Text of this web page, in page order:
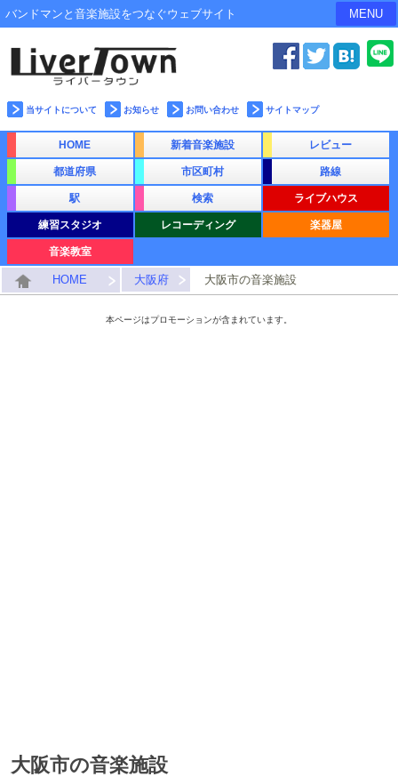
バンドマンと音楽施設をつなぐウェブサイト MENU
当サイトについて お知らせ お問い合わせ サイトマップ
HOME 新着音楽施設 レビュー
都道府県 市区町村 路線
駅 検索 ライブハウス
練習スタジオ レコーディング 楽器屋
音楽教室
HOME 大阪府 大阪市の音楽施設
本ページはプロモーションが含まれています。
大阪市の音楽施設